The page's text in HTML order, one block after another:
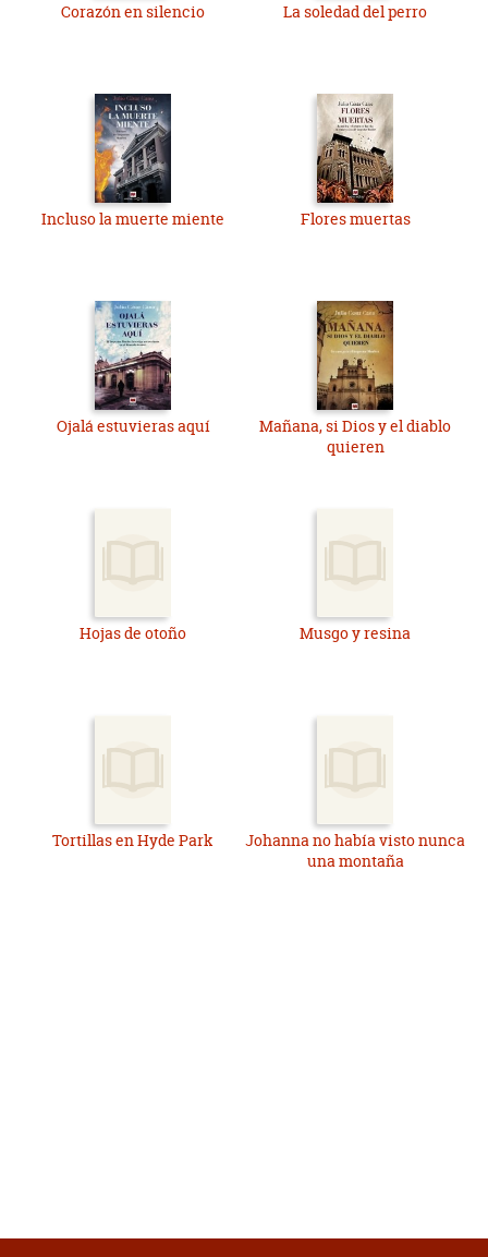
Corazón en silencio La soledad del perro
Incluso la muerte miente Flores muertas
Ojalá estuvieras aquí
Mañana, si Dios y el diablo
quieren
Hojas de otoño Musgo y resina
Tortillas en Hyde Park
Johanna no había visto nunca
una montaña